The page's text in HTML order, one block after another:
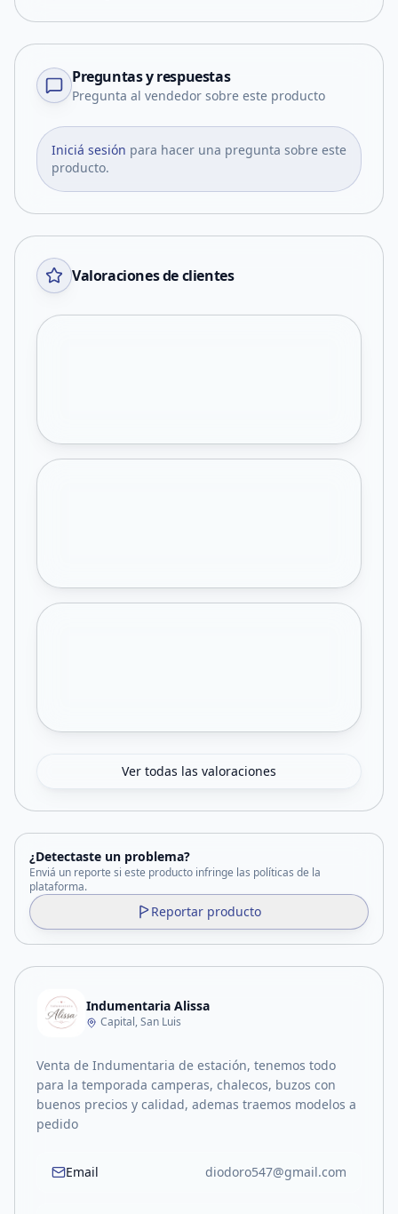
Preguntas y respuestas
Pregunta al vendedor sobre este producto
Iniciá sesión para hacer una pregunta sobre este
producto.
Valoraciones de clientes
Ver todas las valoraciones
¿Detectaste un problema?
Enviá un reporte si este producto infringe las políticas de la
plataforma.
Reportar producto
Indumentaria Alissa
Capital, San Luis
Venta de Indumentaria de estación, tenemos todo
para la temporada camperas, chalecos, buzos con
buenos precios y calidad, ademas traemos modelos a
pedido
Email diodoro547@gmail.com